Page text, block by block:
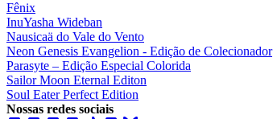
Fênix
InuYasha Wideban
Nausicaä do Vale do Vento
Neon Genesis Evangelion - Edição de Colecionador
Parasyte – Edição Especial Colorida
Sailor Moon Eternal Editon
Soul Eater Perfect Edition
Nossas redes sociais